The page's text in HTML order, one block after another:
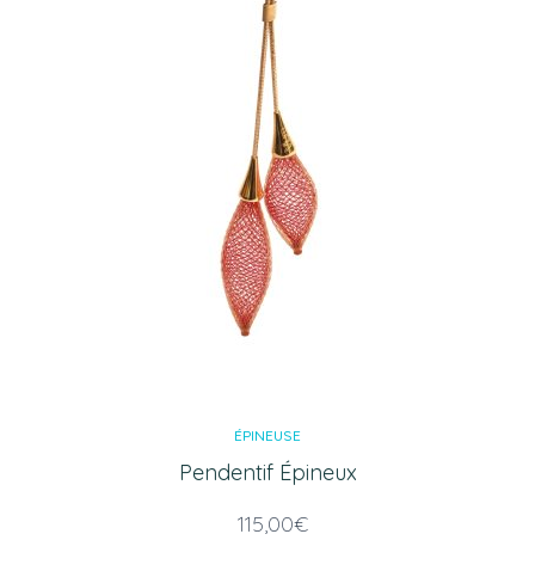
ÉPINEUSE
Pendentif Épineux
115,00€